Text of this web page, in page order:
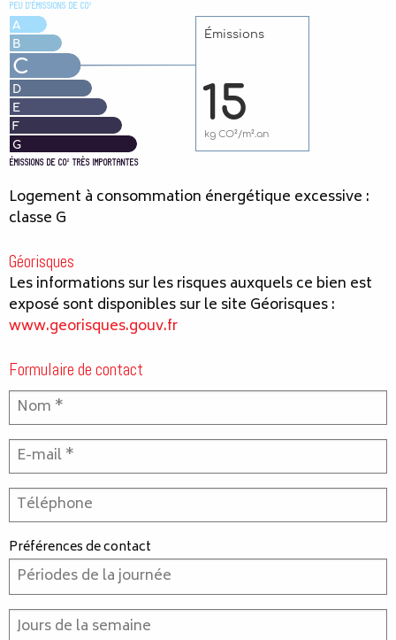
Logement à consommation énergétique excessive :
classe G
Géorisques
Les informations sur les risques auxquels ce bien est
exposé sont disponibles sur le site Géorisques :
www.georisques.gouv.fr
Formulaire de contact
Préférences de contact